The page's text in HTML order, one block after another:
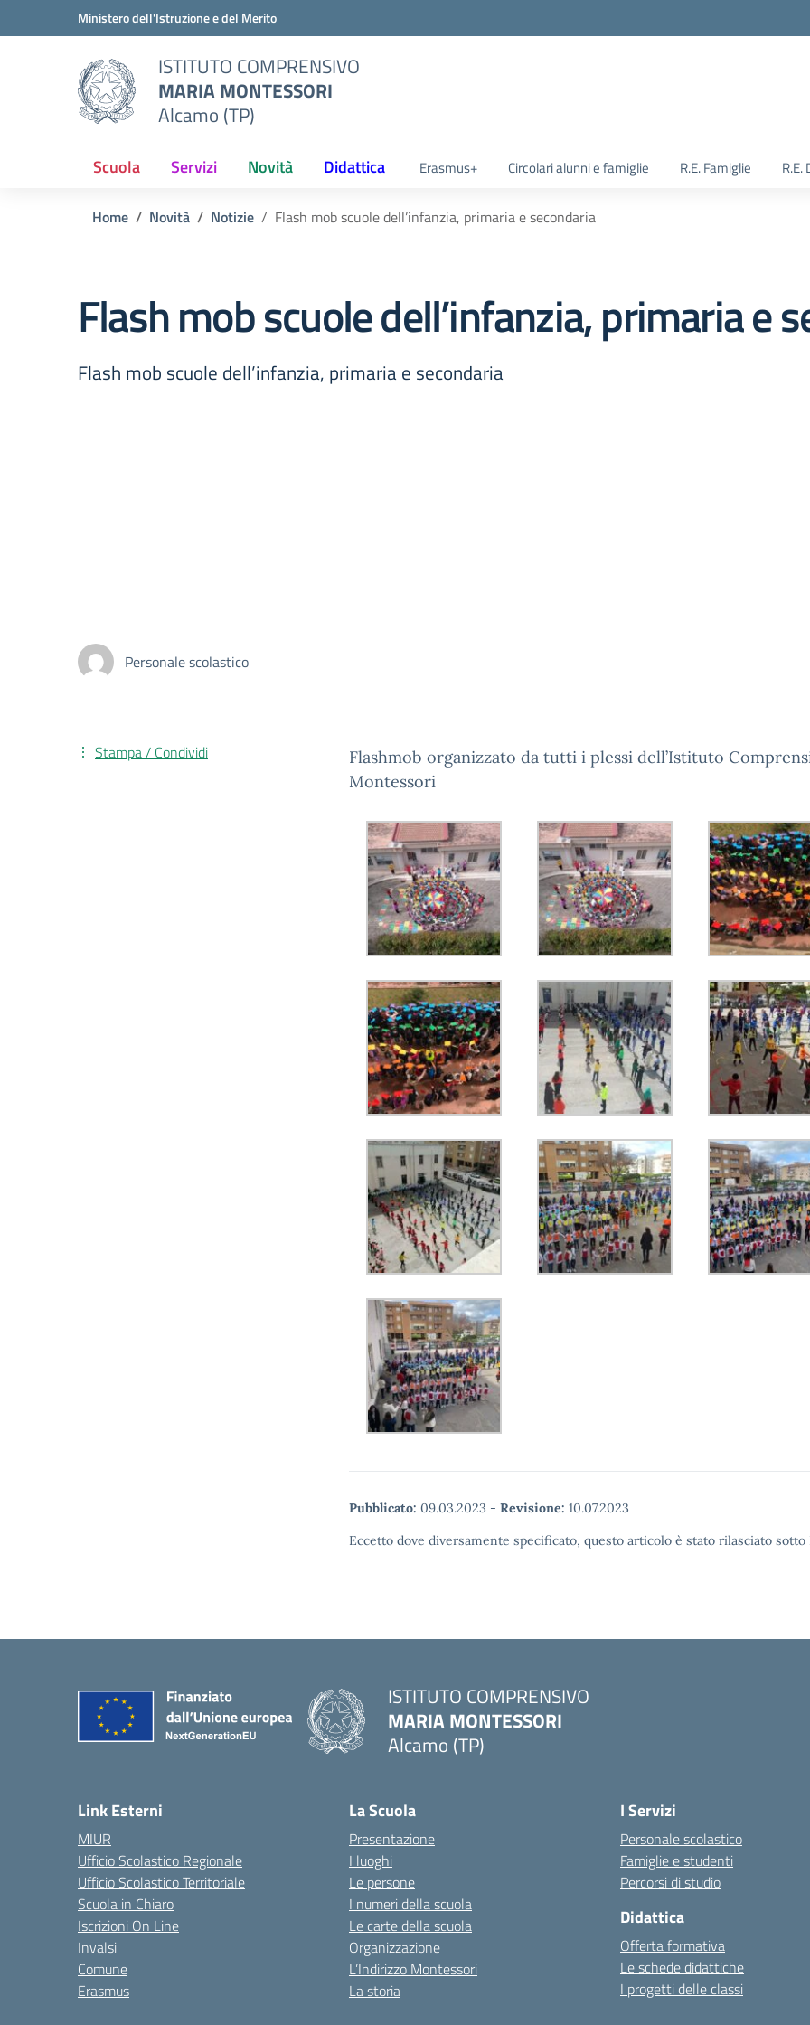
Vai ai contenuti
Vai al menu di navigazioneMinistero dell'Istruzione e del Merito
ISTITUTO COMPRENSIVO
MARIA MONTESSORI
Alcamo (TP)
Scuola Servizi Novità Didattica Erasmus+ Circolari alunni e famiglie R.E. Famiglie R.E.
Home Novità Notizie Flash mob scuole dell’infanzia, primaria e secondaria
Flash mob scuole dell’infanzia, primaria e
Flash mob scuole dell’infanzia, primaria e secondaria
Personale scolastico
Flashmob organizzato da tutti i plessi dell’Istituto
Montessori
Pubblicato: 09.03.2023 - Revisione: 10.07.2023
Eccetto dove diversamente specificato, questo articolo è stato rilasciato
Stampa / Condividi
ISTITUTO COMPRENSIVO
MARIA MONTESSORI
Alcamo (TP)
Link Esterni
MIUR
Ufficio Scolastico Regionale
Ufficio Scolastico Territoriale
Scuola in Chiaro
Iscrizioni On Line
Invalsi
Comune
Erasmus
La Scuola
Presentazione
I luoghi
Le persone
I numeri della scuola
Le carte della scuola
Organizzazione
L’Indirizzo Montessori
La storia
I Servizi
Personale scolastico
Famiglie e studenti
Percorsi di studio
Didattica
Offerta formativa
Le schede didattiche
I progetti delle classi